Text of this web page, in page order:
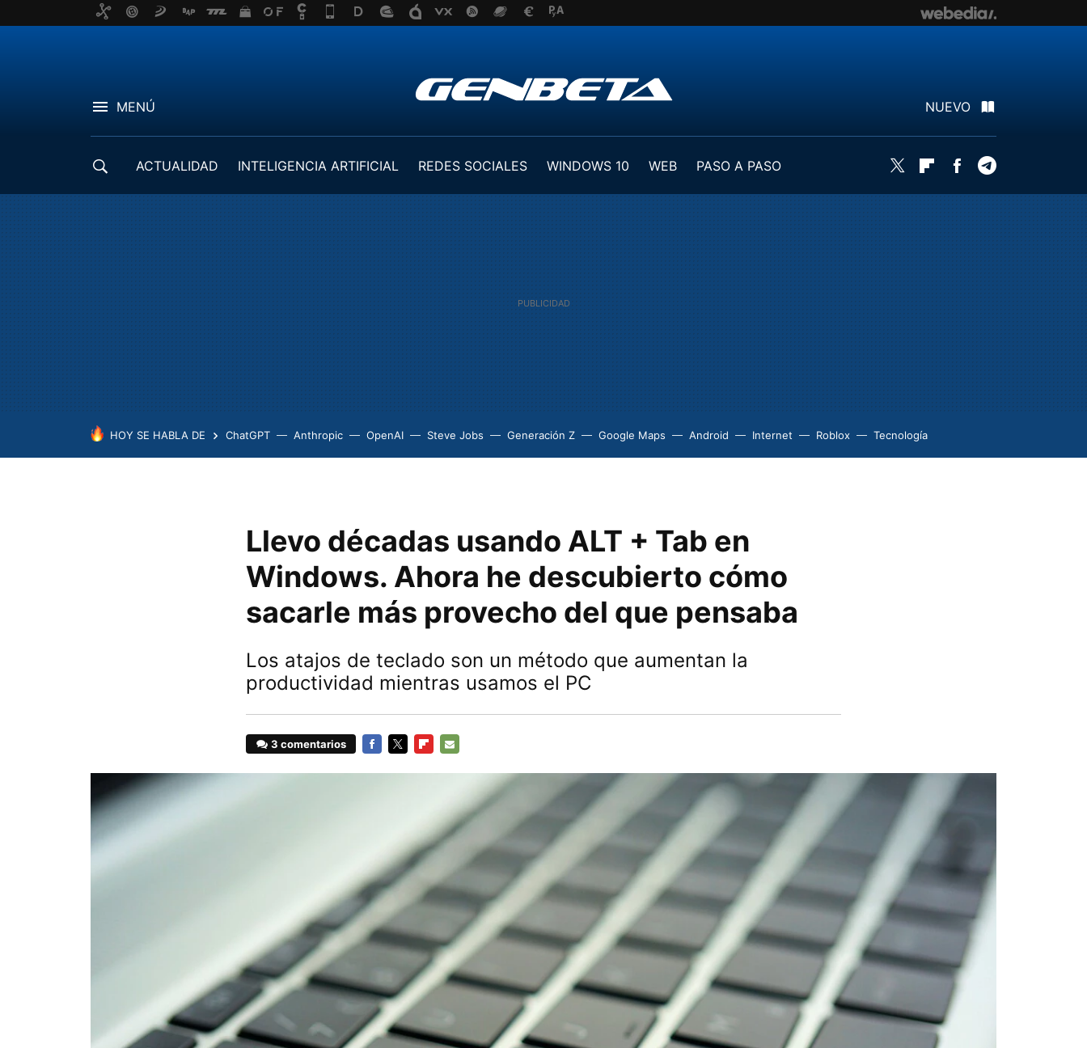
MENÚ NUEVO
ACTUALIDAD INTELIGENCIA ARTIFICIAL REDES SOCIALES WINDOWS 10 WEB
PASO A PASO
Twitter FlipboardFacebook
HOY SE HABLA DE ChatGPT Anthropic OpenAI Steve Jobs Generación Z Google Maps Android Internet Roblox Tecnología
Llevo décadas usando ALT + Tab en
Windows. Ahora he descubierto cómo
sacarle más provecho del que pensaba
Los atajos de teclado son un método que aumentan la
productividad mientras usamos el PC
3 comentarios